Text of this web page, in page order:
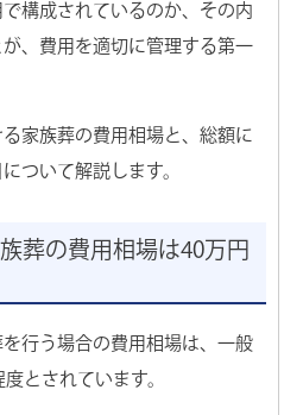
葬の相談窓口
のご相談窓口
構成されているのか、その内
、費用を適切に管理する第一
家族葬の費用相場と、総額に
ついて解説します。
葬の費用相場は40万円
行う場合の費用相場は、一般
とされています。